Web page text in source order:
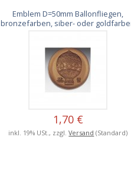
Emblem D=50mm Ballonfliegen,
bronzefarben, siber- oder
1,70 €
inkl. 19% USt., zzgl.Versand (Standard)